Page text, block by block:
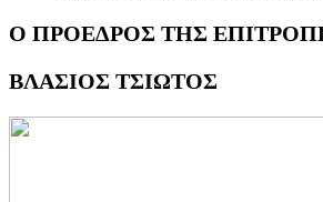
Ο ΠΡΟΕΔΡΟΣ ΤΗΣ
ΒΛΑΣΙΟΣ ΤΣΙΩΤΟΣ